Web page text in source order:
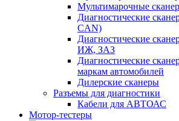
Мультимарочные
Диагностические
CAN)
Диагностические
ИЖ, ЗАЗ
Диагностические
маркам автомобилей
Дилерские сканеры
Разъемы для диагностики
Кабели для АВТОАС
Мотор-тестеры